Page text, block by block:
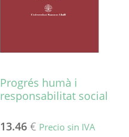
Progrés humà i
responsabilitat social
13.46 € Precio sin IVA